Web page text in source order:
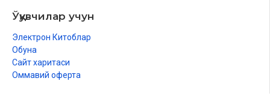
«Муҳаммад» исмини ёлғиз ўзини қўйиб бўлмайдими?
Ғайридинга шифо сўраб дуо қилиш мумкинми?
Ҳайз ҳолатида гуноҳ ёзилмайдими?
«Мусулмон» сўзини хато айтиш
Ўқувчилар учун
Электрон Китоблар
Обуна
Сайт харитаси
Оммавий оферта